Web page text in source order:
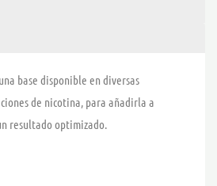
base disponible en diversas
de nicotina, para añadirla a
resultado optimizado.